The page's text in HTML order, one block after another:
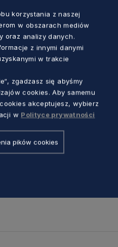
podmioty działające w
takie jak:
spółki non-profit czy
zatrudnienie m. in.:
czy też
działają na
pomorskiego, a w
100 tys.
w ramach projektu
współfinansowany
ramach programu
Rozwoju
korzystania z naszej
w obszarach mediów
oraz analizy danych.
z innymi danymi
w trakcie
zgadzasz się abyśmy
cookies. Aby samemu
akceptujesz, wybierz
w Polityce prywatności
pików cookies